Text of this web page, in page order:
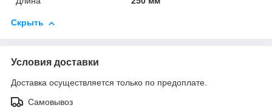
Скрыть
Условия доставки
Доставка осуществляется только по предоплате.
Самовывоз